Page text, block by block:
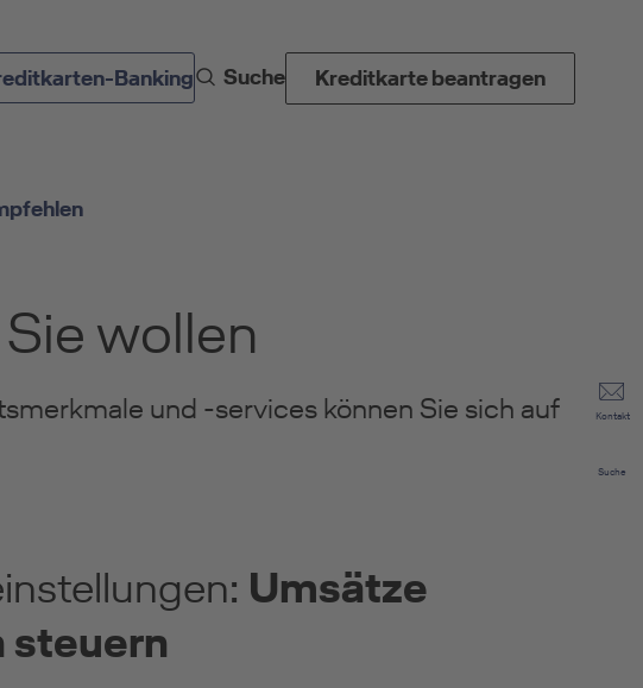
Banking Suche Kreditkarte beantragen
Kontakt
Suche
wollen
und -services können Sie sich auf
Umsätze
steuern